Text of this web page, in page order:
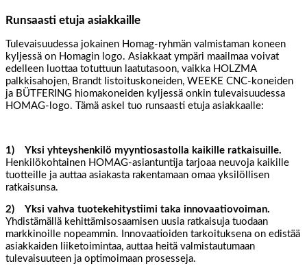
Runsaasti etuja asiakkaille
Tulevaisuudessa jokainen Homag-ryhmän valmistaman koneen
kyljessä on Homagin logo. Asiakkaat ympäri maailmaa voivat
edelleen luottaa totuttuun laatutasoon, vaikka HOLZMA
palkkisahojen, Brandt listoituskoneiden, WEEKE CNC-koneiden
ja BÜTFERING hiomakoneiden kyljessä onkin tulevaisuudessa
HOMAG-logo. Tämä askel tuo runsaasti etuja asiakkaalle:
1) Yksi yhteyshenkilö myyntiosastolla kaikille ratkaisuille.
Henkilökohtainen HOMAG-asiantuntija tarjoaa neuvoja kaikille
tuotteille ja auttaa asiakasta rakentamaan omaa yksilöllisen
ratkaisunsa.
2) Yksi vahva tuotekehitystiimi taka innovaatiovoiman.
Yhdistämällä kehittämisosaamisen uusia ratkaisuja tuodaan
markkinoille nopeammin. Innovaatioiden tarkoituksena on edistää
asiakkaiden liiketoimintaa, auttaa heitä valmistautumaan
tulevaisuuteen ja optimoimaan prosesseja.